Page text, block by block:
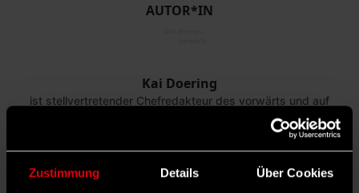
Zustimmung Details Über Cookies
AUTOR*IN
Kai Doering
ist stellvertretender Chefredakteur des vorwärts und auf
Bluesky unter @kaid.bsky.social zu finden.
TEILEN6 KOMMENTAREDARK MODE